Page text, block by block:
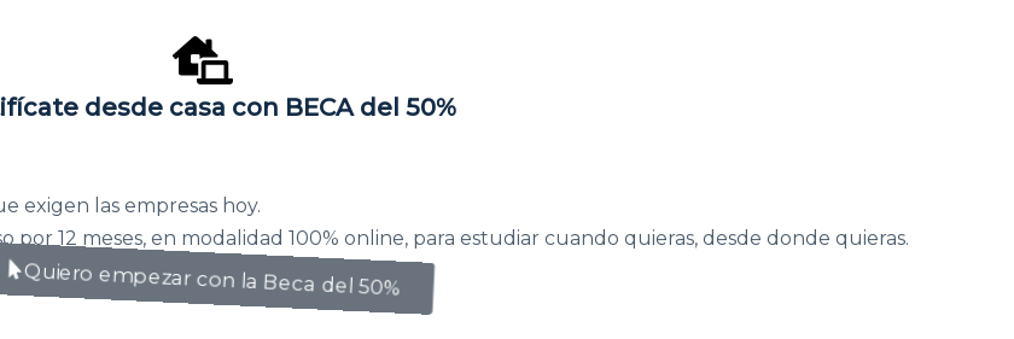
desde casa con BECA del 50%
exigen las empresas hoy.
por 12 meses, en modalidad 100% online, para estudiar cuando quieras, desde donde quieras.
Quiero empezar con la Beca del 50%